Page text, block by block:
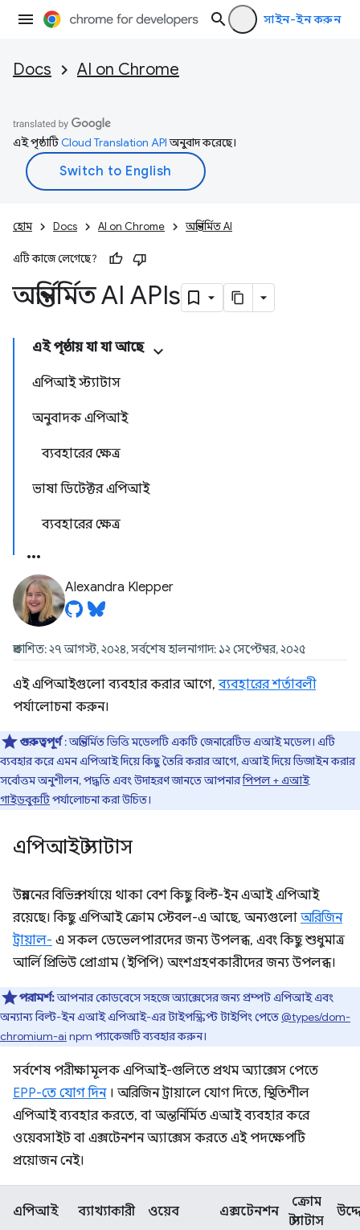
সাইন-ইন করুন
Docs AI on Chrome
এই পৃষ্ঠাটিCloud Translation APIঅনুবাদ করেছে।
হোম Docs AI on Chrome অন্তর্নির্মিত AI
এটি কাজে লেগেছে?
অন্তর্নির্মিত AI APIs
এই পৃষ্ঠায় যা যা আছে
এপিআই স্ট্যাটাস
অনুবাদক এপিআই
ব্যবহারের ক্ষেত্র
ভাষা ডিটেক্টর এপিআই
ব্যবহারের ক্ষেত্র
Alexandra Klepper
প্রকাশিত: ২৭ আগস্ট, ২০২৪, সর্বশেষ হালনাগাদ: ১২ সেপ্টেম্বর, ২০২৫
এই এপিআইগুলো ব্যবহার করার আগে,ব্যবহারের শর্তাবলী
পর্যালোচনা করুন।
গুরুত্বপূর্ণ: অন্তর্নির্মিত ভিত্তি মডেলটি একটি জেনারেটিভ এআই মডেল। এটি
ব্যবহার করে এমন এপিআই দিয়ে কিছু তৈরি করার আগে, এআই দিয়ে ডিজাইন করার
সর্বোত্তম অনুশীলন, পদ্ধতি এবং উদাহরণ জানতে আপনারপিপল + এআই
গাইডবুকটিপর্যালোচনা করা উচিত।
এপিআই স্ট্যাটাস
উন্নয়নের বিভিন্ন পর্যায়ে থাকা বেশ কিছু বিল্ট-ইন এআই এপিআই
রয়েছে। কিছু এপিআই ক্রোম স্টেবল-এ আছে, অন্যগুলো অরিজিন
ট্রায়াল- এ সকল ডেভেলপারদের জন্য উপলব্ধ, এবং কিছু শুধুমাত্র
আর্লি প্রিভিউ প্রোগ্রাম (ইপিপি) অংশগ্রহণকারীদের জন্য উপলব্ধ।
পরামর্শ:আপনার কোডবেসে সহজে অ্যাক্সেসের জন্য প্রম্পট এপিআই এবং
অন্যান্য বিল্ট-ইন এআই এপিআই-এর টাইপস্ক্রিপ্ট টাইপিং পেতে@types/dom-
chromium-ai npm প্যাকেজটি ব্যবহার করুন।
সর্বশেষ পরীক্ষামূলক এপিআই-গুলিতে প্রথম অ্যাক্সেস পেতে
EPP-তে যোগ দিন। অরিজিন ট্রায়ালে যোগ দিতে, স্থিতিশীল
এপিআই ব্যবহার করতে, বা অন্তর্নির্মিত এআই ব্যবহার করে
ওয়েবসাইট বা এক্সটেনশন অ্যাক্সেস করতে এই পদক্ষেপটি
প্রয়োজন নেই।
এপিআই ব্যাখ্যাকারী ওয়েব এক্সটেনশন
ক্রোম
স্ট্যাটাস